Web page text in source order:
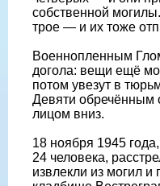
собственной
трое — и их тоже
Военнопленным
догола: вещи ещё
потом увезут в
Девяти обречённым
лицом вниз.
18 ноября 1945
24 человека,
извлекли из могил и